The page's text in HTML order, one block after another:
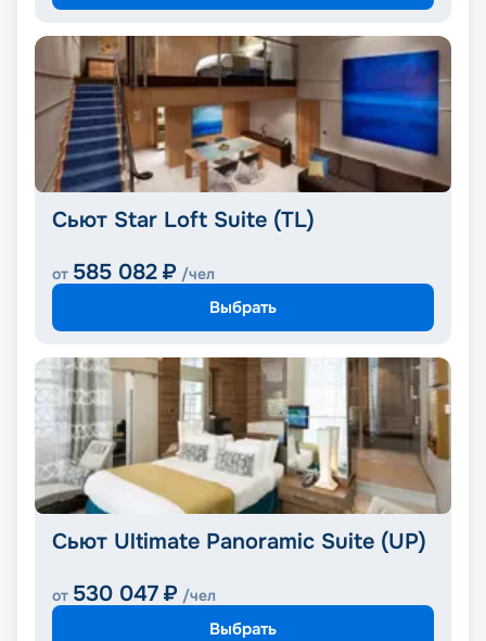
Сьют Star Loft Suite (TL)
от 585 082 ₽ /чел
Выбрать
Сьют Ultimate Panoramic Suite (UP)
от 530 047 ₽ /чел
Выбрать